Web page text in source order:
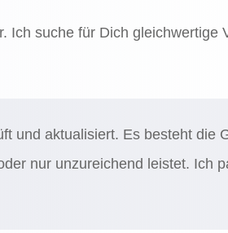
Ich suche für Dich gleichwertige
und aktualisiert. Es besteht die
nur unzureichend leistet. Ich